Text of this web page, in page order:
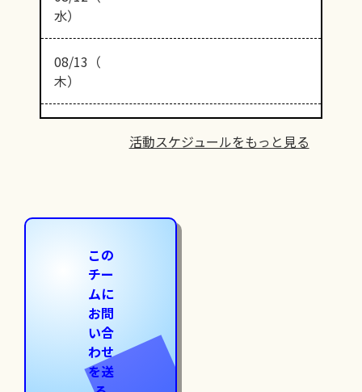
水）
08/13（
木）
活動スケジュールをもっと見る
この
チー
ムに
お問
い合
わせ
を送